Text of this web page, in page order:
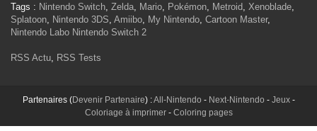
Tags : Nintendo Switch Zelda Mario Pokémon Metroid Xenoblade
Splatoon Nintendo 3DS Amiibo My Nintendo Cartoon Master,
Nintendo Labo Nintendo Switch 2
RSS Actu RSS Tests
Partenaires (Devenir Partenaire) :All-Nintendo - Next-Nintendo - Jeux-
Coloriage à imprimer- Coloring pages